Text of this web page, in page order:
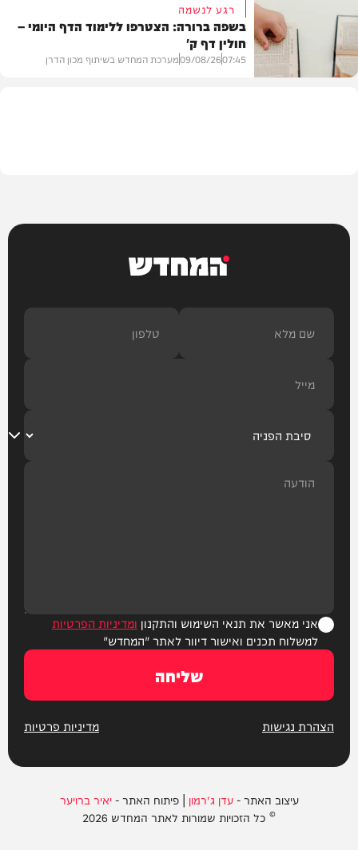
חדשות
רגע לנשמה
בשפה ברורה: הצטרפו ללימוד הדף היומי –
חולין דף ק'
07:45
09/08/26מערכת המחדש בשיתוף מכון הדרן
המחדש
אני מאשר את תנאי השימוש והתקנון ומדיניות הפרטיות
למשלוח תכנים ואישור דיוור לאתר "המחדש"
שליחה
הצהרת נגישות מדיניות פרטיות
עיצוב האתר -עדן ג'רמון | פיתוח האתר -יאיר ברויער
© כל הזכויות שמורות לאתר המחדש 2026